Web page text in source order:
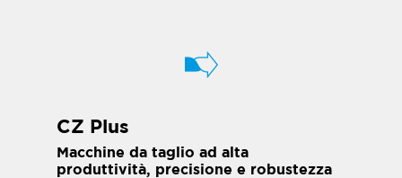
CZ Plus
Macchine da taglio ad alta
produttività, precisione e robustezza